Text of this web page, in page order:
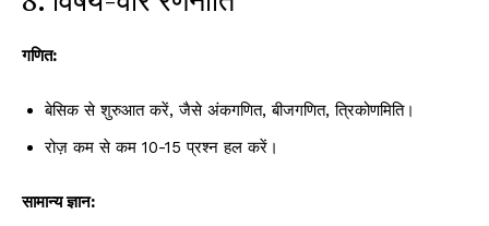
गणित:
बेसिक से शुरुआत करें, जैसे अंकगणित, बीजगणित, त्रिकोणमिति।
रोज़ कम से कम 10-15 प्रश्न हल करें।
सामान्य ज्ञान: